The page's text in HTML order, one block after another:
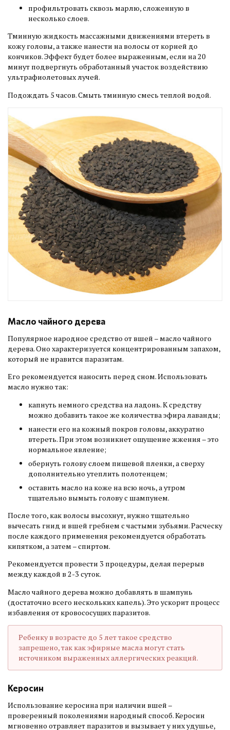
профильтровать сквозь марлю, сложенную в
несколько слоев.
Тминную жидкость массажными движениями втереть в
кожу головы, а также нанести на волосы от корней до
кончиков. Эффект будет более выраженным, если на 20
минут подвергнуть обработанный участок воздействию
ультрафиолетовых лучей.
Подождать 5 часов. Смыть тминную смесь теплой водой.
Масло чайного дерева
Популярное народное средство от вшей – масло чайного
дерева. Оно характеризуется концентрированным запахом,
который не нравится паразитам.
Его рекомендуется наносить перед сном. Использовать
масло нужно так:
капнуть немного средства на ладонь. К средству
можно добавить такое же количества эфира лаванды;
нанести его на кожный покров головы, аккуратно
втереть. При этом возникнет ощущение жжения – это
нормальное явление;
обернуть голову слоем пищевой пленки, а сверху
дополнительно утеплить полотенцем;
оставить масло на коже на всю ночь, а утром
тщательно вымыть голову с шампунем.
После того, как волосы высохнут, нужно тщательно
вычесать гнид и вшей гребнем с частыми зубьями. Расческу
после каждого применения рекомендуется обработать
кипятком, а затем – спиртом.
Рекомендуется провести 3 процедуры, делая перерыв
между каждой в 2-3 суток.
Масло чайного дерева можно добавлять в шампунь
(достаточно всего нескольких капель). Это ускорит процесс
избавления от кровососущих паразитов.
Ребенку в возрасте до 5 лет такое средство
запрещено, так как эфирные масла могут стать
источником выраженных аллергических реакций.
Керосин
Использование керосина при наличии вшей –
проверенный поколениями народный способ. Керосин
мгновенно отравляет паразитов и вызывает у них удушье,